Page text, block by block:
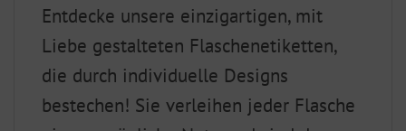
Entdecke unsere einzigartigen, mit
Liebe gestalteten Flaschenetiketten,
die durch individuelle Designs
bestechen! Sie verleihen jeder Flasche